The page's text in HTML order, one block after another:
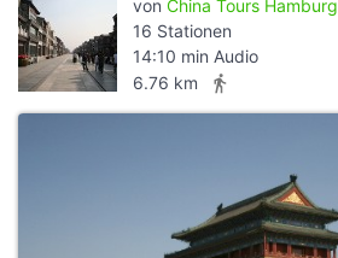
von China Tours Hamburg
16 Stationen
14:10 min Audio
6.76 km
directions_walk